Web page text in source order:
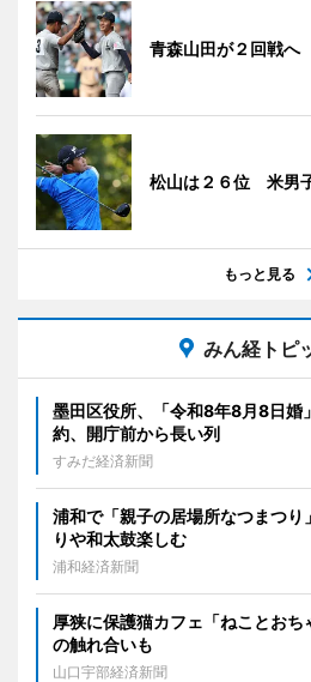
青森山田が２回戦
松山は２６位 米男
もっと見る
みん経トピ
墨田区役所、「令和8年8月8日
約、開庁前から長い列
すみだ経済新聞
浦和で「親子の居場所なつまつ
りや和太鼓楽しむ
浦和経済新聞
厚狭に保護猫カフェ「ねことお
の触れ合いも
山口宇部経済新聞